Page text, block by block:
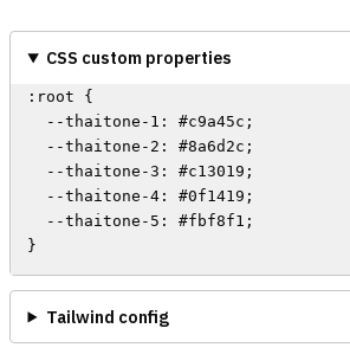
CSS custom properties
:root {
  --thaitone-1: #c9a45c;
  --thaitone-2: #8a6d2c;
  --thaitone-3: #c13019;
  --thaitone-4: #0f1419;
  --thaitone-5: #fbf8f1;
}
Tailwind config